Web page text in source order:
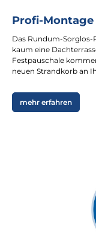
Profi-Montage
Das Rundum-Sorglos-
kaum eine
Festpauschale
neuen Strandkorb an
mehr erfahren